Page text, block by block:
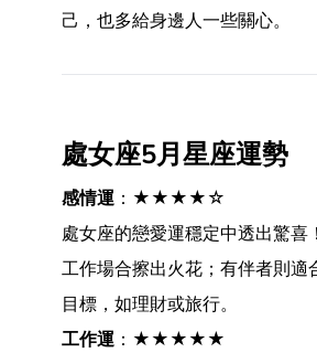
己，也多給身邊人一些關心。
處女座5月星座運勢
感情運 ：★★★★☆
處女座的戀愛運穩定中透出驚喜
工作場合擦出火花；有伴者則適
目標，如理財或旅行。
工作運 ：★★★★★